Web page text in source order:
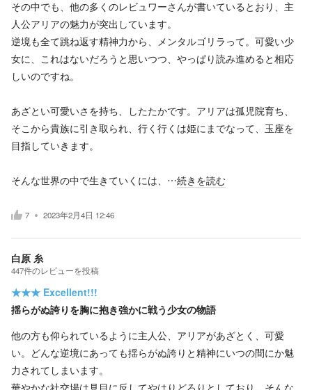
その中でも、他の多くのレビュワーさんが書いているとおり、主
人公アリアの魅力が突出しています。
逆境も全て跳ね返す精神力から、メンタルゴリラって。可愛い少
女に、これはないだろうと思いつつ、やっぱり読み進めると相応
しいのですね。
あざとい可愛いさを持ち、したたかです。アリアは孤児院育ち、
そこから貴族に引き取られ、行く行くは姫にまでなって、玉座を
目指していきます。
そんな世界の中で生きていくには、…続きを読む
7 2023年2月4日 12:46
白原 糸
447件のレビューを投稿
★★★ Excellent!!!
揺らがぬ誇りを胸に抱き強かに戦う少女の物語
他の方も仰られているように主人公、アリアがあざとく、可愛
い。どんな逆境にあっても揺らがぬ誇りと精神にいつの間にか魅
力されてしまいます。
華やかな社交場は見目に反してやはりどろりとしており、そんな